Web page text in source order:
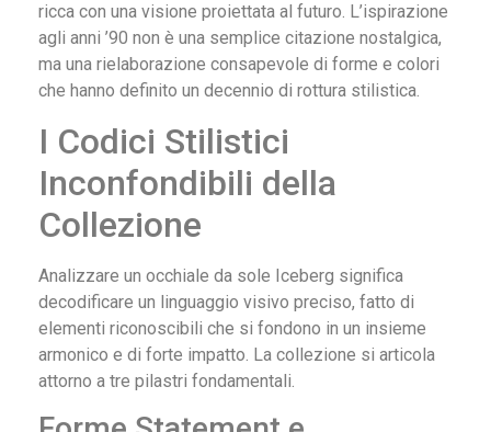
ricca con una visione proiettata al futuro. L’ispirazione
agli anni ’90 non è una semplice citazione nostalgica,
ma una rielaborazione consapevole di forme e colori
che hanno definito un decennio di rottura stilistica.
I Codici Stilistici
Inconfondibili della
Collezione
Analizzare un occhiale da sole Iceberg significa
decodificare un linguaggio visivo preciso, fatto di
elementi riconoscibili che si fondono in un insieme
armonico e di forte impatto. La collezione si articola
attorno a tre pilastri fondamentali.